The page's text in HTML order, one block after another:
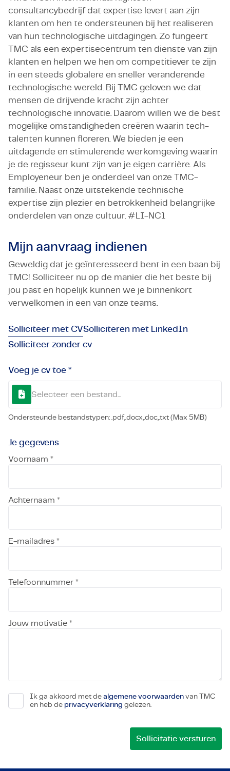
consultancybedrijf dat expertise levert aan zijn
klanten om hen te ondersteunen bij het realiseren
van hun technologische uitdagingen. Zo fungeert
TMC als een expertisecentrum ten dienste van zijn
klanten en helpen we hen om competitiever te zijn
in een steeds globalere en sneller veranderende
technologische wereld. Bij TMC geloven we dat
mensen de drijvende kracht zijn achter
technologische innovatie. Daarom willen we de best
mogelijke omstandigheden creëren waarin tech-
talenten kunnen floreren. We bieden je een
uitdagende en stimulerende werkomgeving waarin
je de regisseur kunt zijn van je eigen carrière. Als
Employeneur ben je onderdeel van onze TMC-
familie. Naast onze uitstekende technische
expertise zijn plezier en betrokkenheid belangrijke
onderdelen van onze cultuur. #LI-NC1
Mijn aanvraag indienen
Geweldig dat je geïnteresseerd bent in een baan bij
TMC! Solliciteer nu op de manier die het beste bij
jou past en hopelijk kunnen we je binnenkort
verwelkomen in een van onze teams.
Solliciteer met CVSolliciteren met LinkedIn
Solliciteer zonder cv
Voeg je cv toe *
Selecteer een bestand...
Ondersteunde bestandstypen: .pdf,.docx,.doc,.txt (Max 5MB)
Je gegevens
Voornaam *
Achternaam *
E-mailadres *
Telefoonnummer *
Jouw motivatie *
Ik ga akkoord met de algemene voorwaarden van TMC
en heb de privacyverklaring gelezen.